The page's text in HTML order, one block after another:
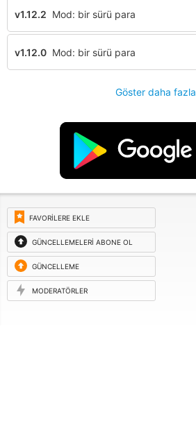
v1.12.2 Mod: bir sürü para
v1.12.0 Mod: bir sürü para
Göster daha fazla
FAVORILERE EKLE
GÜNCELLEMELERI ABONE OL
GÜNCELLEME
ISTEĞI
MODERATÖRLER